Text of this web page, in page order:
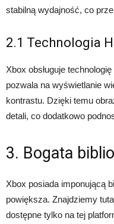
stabilną wydajność, co
2.1 Technologia
Xbox obsługuje
pozwala na wyświetlanie
kontrastu. Dzięki temu
detali, co dodatkowo
3. Bogata
Xbox posiada imponującą
powiększa. Znajdziemy
dostępne tylko na tej